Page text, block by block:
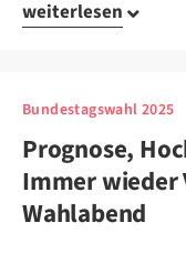
weiterlesen
Bundestagswahl 2025
Prognose,
Immer wieder
Wahlabend